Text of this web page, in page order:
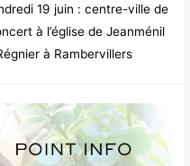
19 juin : centre-ville de
à l’église de Jeanménil
à Rambervillers